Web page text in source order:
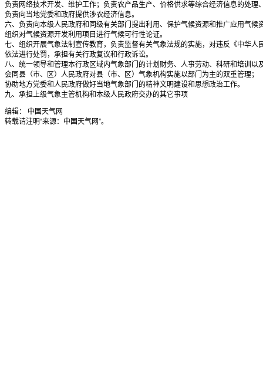
负责网络技术开发、维护工作；负责农产品生产、价格供求等综合经济信息的处理
负责向当地党委和政府提供涉农经济信息。
六、负责向本级人民政府和同级有关部门提出利用、保护气候资源和推广应用气候
组织对气候资源开发利用项目进行气候可行性论证。
七、组织开展气象法制宣传教育，负责监督有关气象法规的实施，对违反《中华
依法进行处罚，承担有关行政复议和行政诉讼。
八、统一领导和管理本行政区域内气象部门的计划财务、人事劳动、科研和培训以
会同县（市、区）人民政府对县（市、区）气象机构实施以部门为主的双重管理；
协助地方党委和人民政府做好当地气象部门的精神文明建设和思想政治工作。
编辑： 中国天气网
转载请注明“来源：中国天气网”。